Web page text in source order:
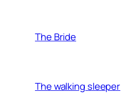
The Bride
The walking sleeper